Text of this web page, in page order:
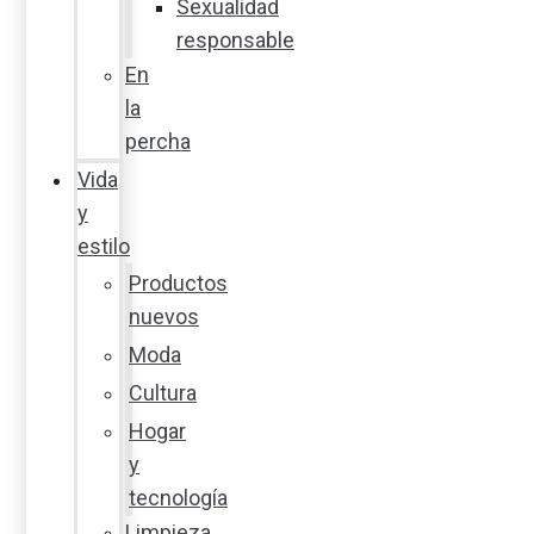
Sexualidad
responsable
En
la
percha
Vida
y
estilo
Productos
nuevos
Moda
Cultura
Hogar
y
tecnología